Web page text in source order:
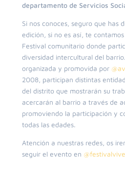
departamento de Servicios
Si nos conoces, seguro que has
edición, si no es así, te
Festival comunitario donde
diversidad intercultural del barrio.
organizada y promovida por
2008, participan distintas
del distrito que mostrarán su
acercarán al barrio a través de
promoviendo la participación y
todas las edades.
Atención a nuestras redes, os
seguir el evento en